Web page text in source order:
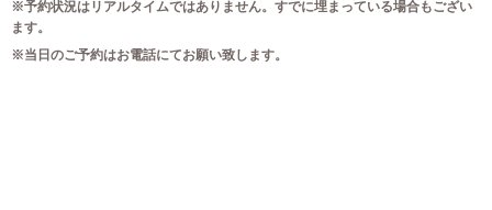
※予約状況はリアルタイムではありません。すでに埋まっている場合もござい
ます。
※当日のご予約はお電話にてお願い致します。